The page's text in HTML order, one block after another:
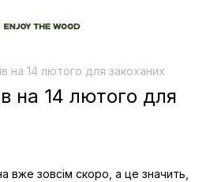
на 14 лютого для закоханих
на 14 лютого для
вже зовсім скоро, а це значить,